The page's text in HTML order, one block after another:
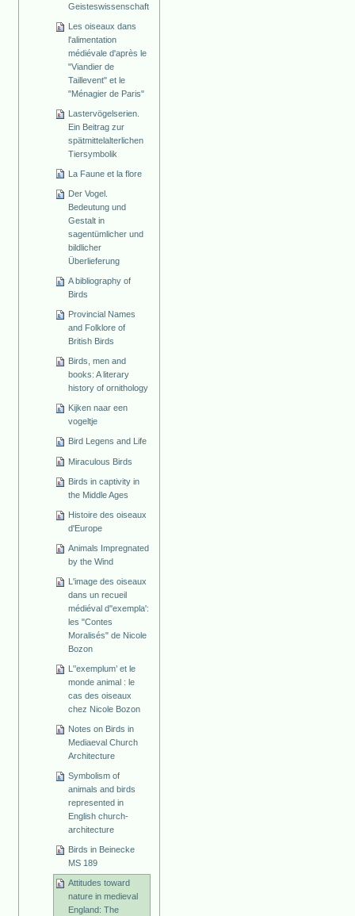
Geisteswissenschaft
Les oiseaux dans
l'alimentation
médiévale d'après le
"Viandier de
Taillevent" et le
"Ménagier de Paris"
Lastervögelserien.
Ein Beitrag zur
spätmittelalterlichen
Tiersymbolik
La Faune et la flore
Der Vogel.
Bedeutung und
Gestalt in
sagentümlicher und
bildlicher
Überlieferung
A bibliography of
Birds
Provincial Names
and Folklore of
British Birds
Birds, men and
books: A literary
history of ornithology
Kijken naar een
vogeltje
Bird Legens and Life
Miraculous Birds
Birds in captivity in
the Middle Ages
Histoire des oiseaux
d'Europe
Animals Impregnated
by the Wind
L'image des oiseaux
dans un recueil
médiéval d''exempla':
les "Contes
Moralisés" de Nicole
Bozon
L'’exemplum’ et le
monde animal : le
cas des oiseaux
chez Nicole Bozon
Notes on Birds in
Mediaeval Church
Architecture
Symbolism of
animals and birds
represented in
English church-
architecture
Birds in Beinecke
MS 189
Attitudes toward
nature in medieval
England: The